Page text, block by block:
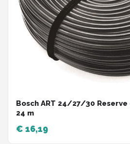
Bosch ART 24/27/30
24 m
€ 16,19